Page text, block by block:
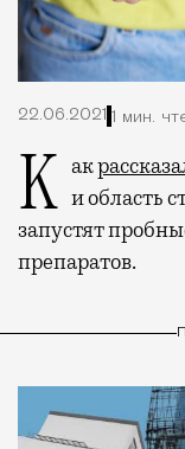
22.06.2021 1 мин.
Как
и область
запустят
препаратов.